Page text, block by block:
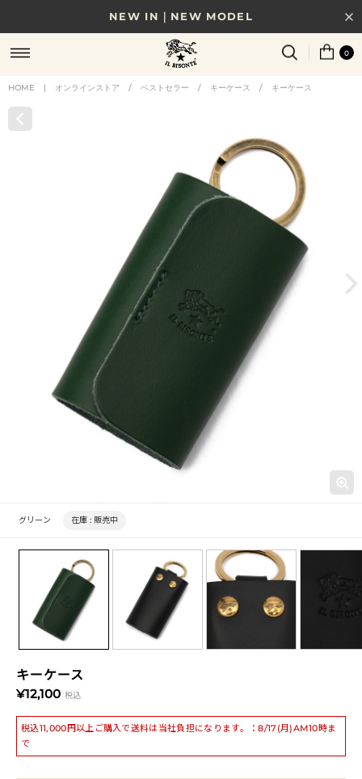
NEW IN｜NEW MODEL
8/17(月)10時まで｜税込11,000円以上で送料無料
贈る相手やシーンから選べる、新しいギフトガイド
0
HOME | オンラインストア / ベストセラー / キーケース / キーケース
キーケース
¥12,100 税込
税込11,000円以上ご購入で送料は当社負担になります。：8/17(月)AM10時ま
で
グリーン 在庫 : 販売中